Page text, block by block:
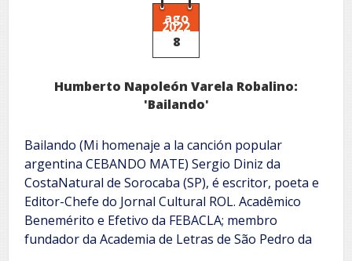
ago
2022
8
Humberto Napoleón Varela Robalino:
'Bailando'
Bailando (Mi homenaje a la canción popular
argentina CEBANDO MATE) Sergio Diniz da
CostaNatural de Sorocaba (SP), é escritor, poeta e
Editor-Chefe do Jornal Cultural ROL. Acadêmico
Benemérito e Efetivo da FEBACLA; membro
fundador da Academia de Letras de São Pedro da